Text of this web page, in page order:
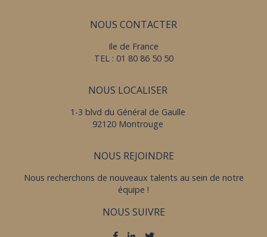
NOUS CONTACTER
Ile de France
TEL : 01 80 86 50 50
NOUS LOCALISER
1-3 blvd du Général de Gaulle
92120 Montrouge
NOUS REJOINDRE
Nous recherchons de nouveaux talents au sein de notre
équipe !
NOUS SUIVRE